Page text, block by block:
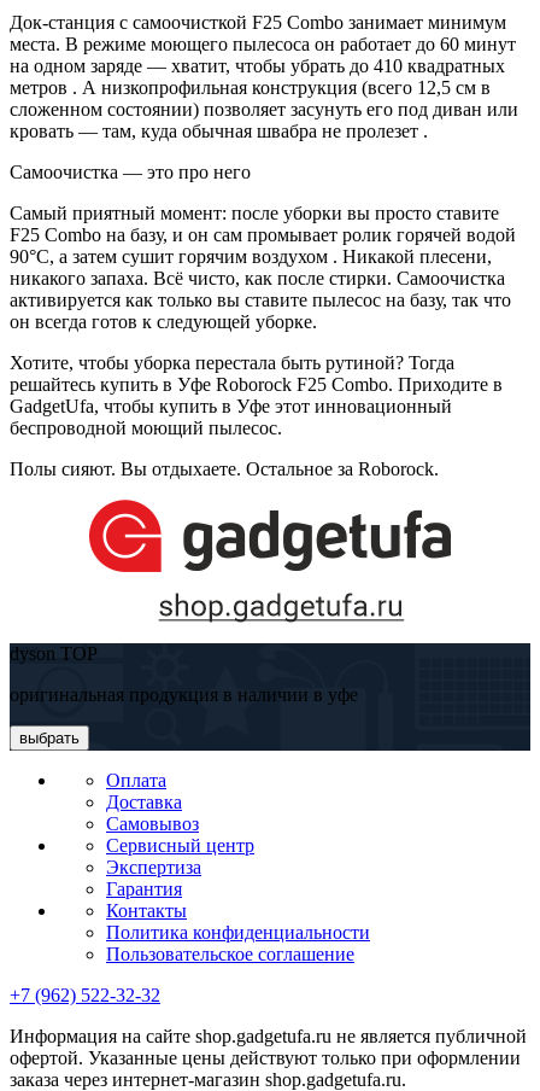
Док-станция с самоочисткой F25 Combo занимает минимум
места. В режиме моющего пылесоса он работает до 60 минут
на одном заряде — хватит, чтобы убрать до 410 квадратных
метров . А низкопрофильная конструкция (всего 12,5 см в
сложенном состоянии) позволяет засунуть его под диван или
кровать — там, куда обычная швабра не пролезет .
Самоочистка — это про него
Самый приятный момент: после уборки вы просто ставите
F25 Combo на базу, и он сам промывает ролик горячей водой
90°C, а затем сушит горячим воздухом . Никакой плесени,
никакого запаха. Всё чисто, как после стирки. Самоочистка
активируется как только вы ставите пылесос на базу, так что
он всегда готов к следующей уборке.
Хотите, чтобы уборка перестала быть рутиной? Тогда
решайтесь купить в Уфе Roborock F25 Combo. Приходите в
GadgetUfa, чтобы купить в Уфе этот инновационный
беспроводной моющий пылесос.
Полы сияют. Вы отдыхаете. Остальное за Roborock.
dyson TOP
оригинальная продукция в наличии в уфе
выбрать
Оплата
Доставка
Самовывоз
Сервисный центр
Экспертиза
Гарантия
Контакты
Политика конфиденциальности
Пользовательское соглашение
+7 (962) 522-32-32
Информация на сайте shop.gadgetufa.ru не является публичной
офертой. Указанные цены действуют только при оформлении
заказа через интернет-магазин shop.gadgetufa.ru.